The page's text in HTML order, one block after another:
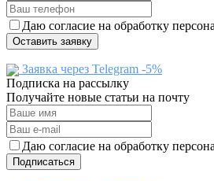
Даю согласие на обработку
Оставить заявку
Заявка через Telegram -5%
Подписка на рассылку
Получайте новые статьи на почту
Даю согласие на обработку
Подписаться